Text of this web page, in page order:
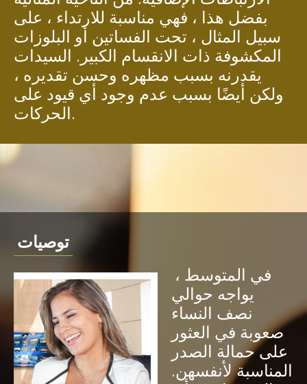
بفضل هذا ، فهي مناسبة للارتداء ، على
سبيل المثال ، تحت الفساتين أو البلوزات
المكشوفة ذات الانقسام الكبير. السيدات
يقدرنه بسبب مظهره وحسن تقديره ،
ولكن أيضًا بسبب عدم وجود أي قيود على
الحركات.
توصيات
في المتوسط ،
يواجه حوالي
نصف النساء
صعوبة في العثور
على حمالة الصدر
المناسبة لأنفسهن.